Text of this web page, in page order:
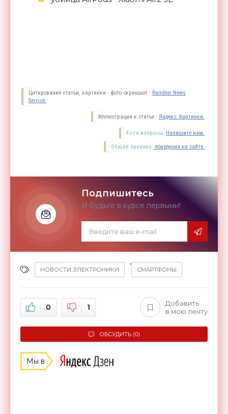
Цитирование статьи, картинки - фото скриншот - Rambler News
Service.
Иллюстрация к статье - Яндекс. Картинки.
Есть вопросы. Напишите нам.
Общие правила поведения на сайте.
Подпишитесь
И будьте в курсе первыми!
НОВОСТИ ЭЛЕКТРОНИКИ
,
СМАРТФОНЫ
0 1
Добавить
в мою ленту
ОБСУДИТЬ (0)
Мы в